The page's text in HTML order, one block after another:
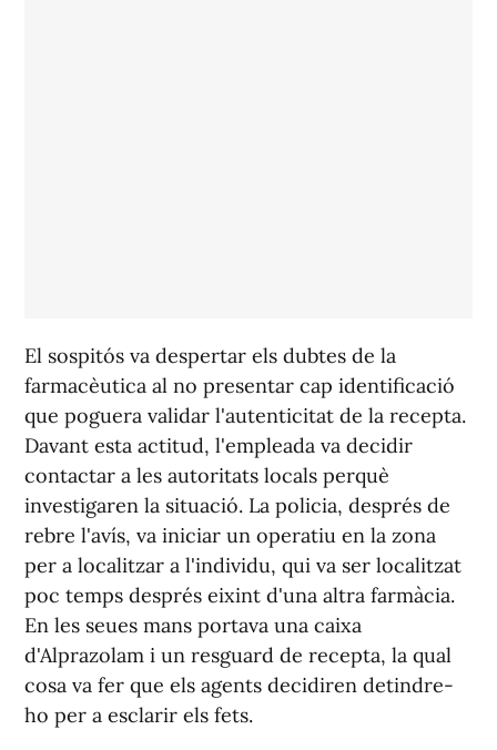
El sospitós va despertar els dubtes de la
farmacèutica al no presentar cap identificació
que poguera validar l'autenticitat de la recepta.
Davant esta actitud, l'empleada va decidir
contactar a les autoritats locals perquè
investigaren la situació. La policia, després de
rebre l'avís, va iniciar un operatiu en la zona
per a localitzar a l'individu, qui va ser localitzat
poc temps després eixint d'una altra farmàcia.
En les seues mans portava una caixa
d'Alprazolam i un resguard de recepta, la qual
cosa va fer que els agents decidiren detindre-
ho per a esclarir els fets.